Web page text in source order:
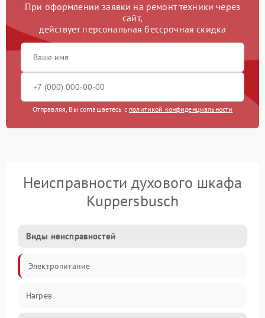
При оформлении заявки на ремонт техники через
сайт,
действует персональная бессрочная скидка
Отправляя, Вы соглашаетесь с политикой конфиденциальности
Неисправности духового шкафа
Kuppersbusch
Виды неисправностей
Электропитание
Нагрев